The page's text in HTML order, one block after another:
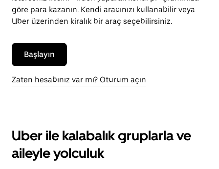
göre para kazanın. Kendi aracınızı kullanabilir veya
Uber üzerinden kiralık bir araç seçebilirsiniz.
Başlayın
Zaten hesabınız var mı? Oturum açın
Uber ile kalabalık gruplarla ve
aileyle yolculuk